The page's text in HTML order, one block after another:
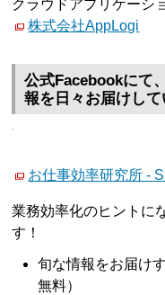
クラウドアプリケーシ
株式会社AppLogi
公式Facebookにて
報を日々お届けして
お仕事効率研究所 -
業務効率化のヒントに
す！
旬な情報をお届け
無料）